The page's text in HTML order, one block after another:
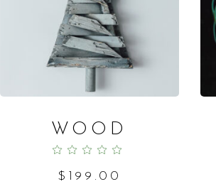
ADD TO CART
WOOD
of 5
$ 199.00